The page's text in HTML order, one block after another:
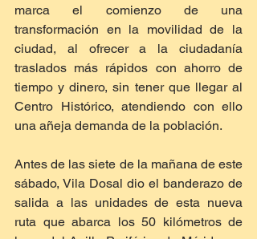
marca el comienzo de una
transformación en la movilidad de la
ciudad, al ofrecer a la ciudadanía
traslados más rápidos con ahorro de
tiempo y dinero, sin tener que llegar al
Centro Histórico, atendiendo con ello
una añeja demanda de la población.
Antes de las siete de la mañana de este
sábado, Vila Dosal dio el banderazo de
salida a las unidades de esta nueva
ruta que abarca los 50 kilómetros de